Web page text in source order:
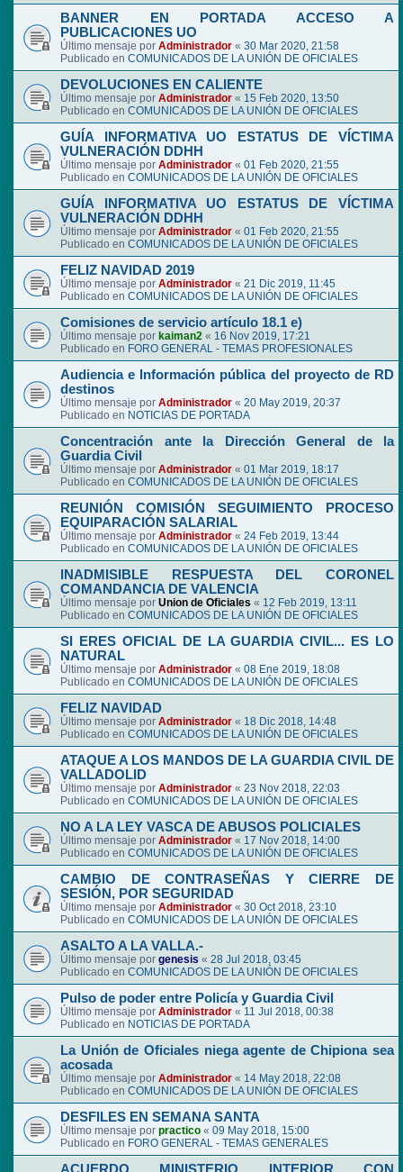
BANNER EN PORTADA ACCESO A
PUBLICACIONES UO
Último mensaje por Administrador « 30 Mar 2020, 21:58
Publicado en COMUNICADOS DE LA UNIÓN DE OFICIALES
DEVOLUCIONES EN CALIENTE
Último mensaje por Administrador « 15 Feb 2020, 13:50
Publicado en COMUNICADOS DE LA UNIÓN DE OFICIALES
GUÍA INFORMATIVA UO ESTATUS DE VÍCTIMA
VULNERACIÓN DDHH
Último mensaje por Administrador « 01 Feb 2020, 21:55
Publicado en COMUNICADOS DE LA UNIÓN DE OFICIALES
GUÍA INFORMATIVA UO ESTATUS DE VÍCTIMA
VULNERACIÓN DDHH
Último mensaje por Administrador « 01 Feb 2020, 21:55
Publicado en COMUNICADOS DE LA UNIÓN DE OFICIALES
FELIZ NAVIDAD 2019
Último mensaje por Administrador « 21 Dic 2019, 11:45
Publicado en COMUNICADOS DE LA UNIÓN DE OFICIALES
Comisiones de servicio artículo 18.1 e)
Último mensaje por kaiman2 « 16 Nov 2019, 17:21
Publicado en FORO GENERAL - TEMAS PROFESIONALES
Audiencia e Información pública del proyecto de RD
destinos
Último mensaje por Administrador « 20 May 2019, 20:37
Publicado en NOTICIAS DE PORTADA
Concentración ante la Dirección General de la
Guardia Civil
Último mensaje por Administrador « 01 Mar 2019, 18:17
Publicado en COMUNICADOS DE LA UNIÓN DE OFICIALES
REUNIÓN COMISIÓN SEGUIMIENTO PROCESO
EQUIPARACIÓN SALARIAL
Último mensaje por Administrador « 24 Feb 2019, 13:44
Publicado en COMUNICADOS DE LA UNIÓN DE OFICIALES
INADMISIBLE RESPUESTA DEL CORONEL
COMANDANCIA DE VALENCIA
Último mensaje por Union de Oficiales « 12 Feb 2019, 13:11
Publicado en COMUNICADOS DE LA UNIÓN DE OFICIALES
SI ERES OFICIAL DE LA GUARDIA CIVIL... ES LO
NATURAL
Último mensaje por Administrador « 08 Ene 2019, 18:08
Publicado en COMUNICADOS DE LA UNIÓN DE OFICIALES
FELIZ NAVIDAD
Último mensaje por Administrador « 18 Dic 2018, 14:48
Publicado en COMUNICADOS DE LA UNIÓN DE OFICIALES
ATAQUE A LOS MANDOS DE LA GUARDIA CIVIL DE
VALLADOLID
Último mensaje por Administrador « 23 Nov 2018, 22:03
Publicado en COMUNICADOS DE LA UNIÓN DE OFICIALES
NO A LA LEY VASCA DE ABUSOS POLICIALES
Último mensaje por Administrador « 17 Nov 2018, 14:00
Publicado en COMUNICADOS DE LA UNIÓN DE OFICIALES
CAMBIO DE CONTRASEÑAS Y CIERRE DE
SESIÓN, POR SEGURIDAD
Último mensaje por Administrador « 30 Oct 2018, 23:10
Publicado en COMUNICADOS DE LA UNIÓN DE OFICIALES
ASALTO A LA VALLA.-
Último mensaje por genesis « 28 Jul 2018, 03:45
Publicado en COMUNICADOS DE LA UNIÓN DE OFICIALES
Pulso de poder entre Policía y Guardia Civil
Último mensaje por Administrador « 11 Jul 2018, 00:38
Publicado en NOTICIAS DE PORTADA
La Unión de Oficiales niega agente de Chipiona sea
acosada
Último mensaje por Administrador « 14 May 2018, 22:08
Publicado en COMUNICADOS DE LA UNIÓN DE OFICIALES
DESFILES EN SEMANA SANTA
Último mensaje por practico « 09 May 2018, 15:00
Publicado en FORO GENERAL - TEMAS GENERALES